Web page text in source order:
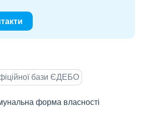
бази ЄДЕБО
форма власності